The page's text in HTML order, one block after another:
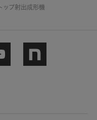
プ射出成形機